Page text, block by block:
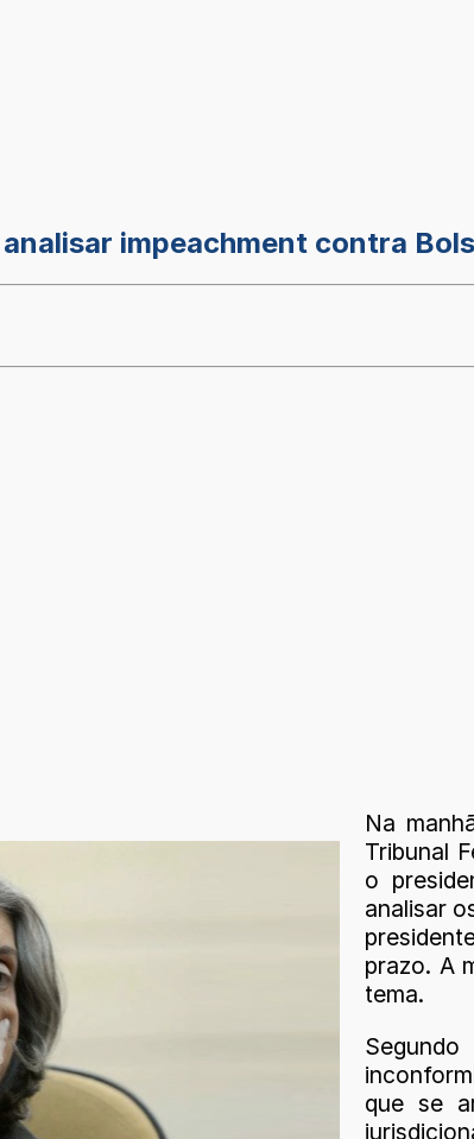
impeachment contra
Na
Tribunal
o
analisar
prazo. A
tema.
que se